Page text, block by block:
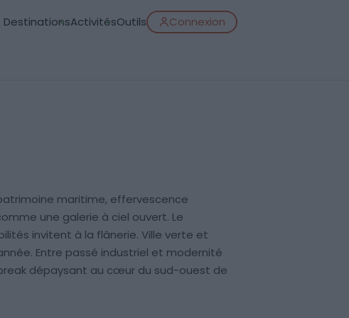
DestinationsActivitésOutils Connexion
maritime, effervescence
une galerie à ciel ouvert. Le
invitent à la flânerie. Ville verte et
Entre passé industriel et modernité
dépaysant au cœur du sud-ouest de